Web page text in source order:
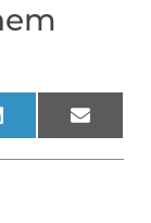
LinkedInEmail